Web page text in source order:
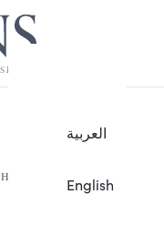
العربية
English
русский язык.